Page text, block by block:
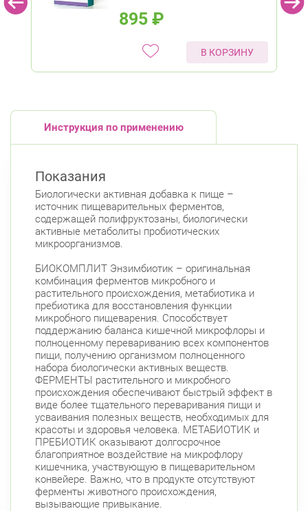
895 ₽
В КОРЗИНУ
Инструкция по применению
Показания
Биологически активная добавка к пище –
источник пищеварительных ферментов,
содержащей полифруктозаны, биологически
активные метаболиты пробиотических
микроорганизмов.
БИОКОМПЛИТ Энзимбиотик – оригинальная
комбинация ферментов микробного и
растительного происхождения, метабиотика и
пребиотика для восстановления функции
микробного пищеварения. Способствует
поддержанию баланса кишечной микрофлоры и
полноценному перевариванию всех компонентов
пищи, получению организмом полноценного
набора биологически активных веществ.
ФЕРМЕНТЫ растительного и микробного
происхождения обеспечивают быстрый эффект в
виде более тщательного переваривания пищи и
усваивания полезных веществ, необходимых для
красоты и здоровья человека. МЕТАБИОТИК и
ПРЕБИОТИК оказывают долгосрочное
благоприятное воздействие на микрофлору
кишечника, участвующую в пищеварительном
конвейере. Важно, что в продукте отсутствуют
ферменты животного происхождения,
вызывающие привыкание.